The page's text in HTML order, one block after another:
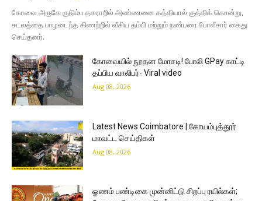
கோவை அருகே குடும்ப தகராறில் அண்ணனை கத்தியால் குத்திக் கொன்று,
சடலத்தை பாழடைந்த கிணற்றில் வீசிய தம்பி மற்றும் நண்பரை போலீசார் கைது
செய்தனர்.
கோவையில் நூதன மோசடி! போலி GPay காட்டி
தப்பிய வாலிபர்- Viral video
Aug 08, 2026
Latest News Coimbatore | கோயம்புத்தூர்
மாவட்ட செய்திகள்
Aug 08, 2026
ஓணம் பண்டிகை முன்னிட்டு சிறப்பு ரயில்கள்;